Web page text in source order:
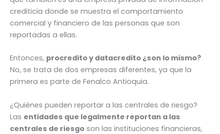
crediticia donde se muestra el comportamiento
comercial y financiero de las personas que son
reportadas a ellas.
Entonces, procredito y datacredito ¿son lo mismo?
No, se trata de dos empresas diferentes, ya que la
primera es parte de Fenalco Antioquia.
¿Quiénes pueden reportar a las centrales de riesgo?
Las entidades que legalmente reportan a las
centrales de riesgo son las instituciones financieras,